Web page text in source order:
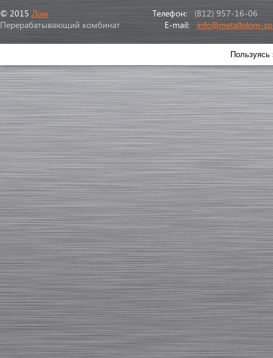
© 2015 Лом
Перерабатывающий комбинат
Телефон: (812) 957-16-06
E-mail: info@metallolom-